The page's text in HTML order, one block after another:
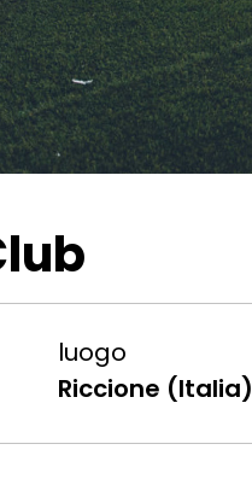
luogo
Riccione (Italia)